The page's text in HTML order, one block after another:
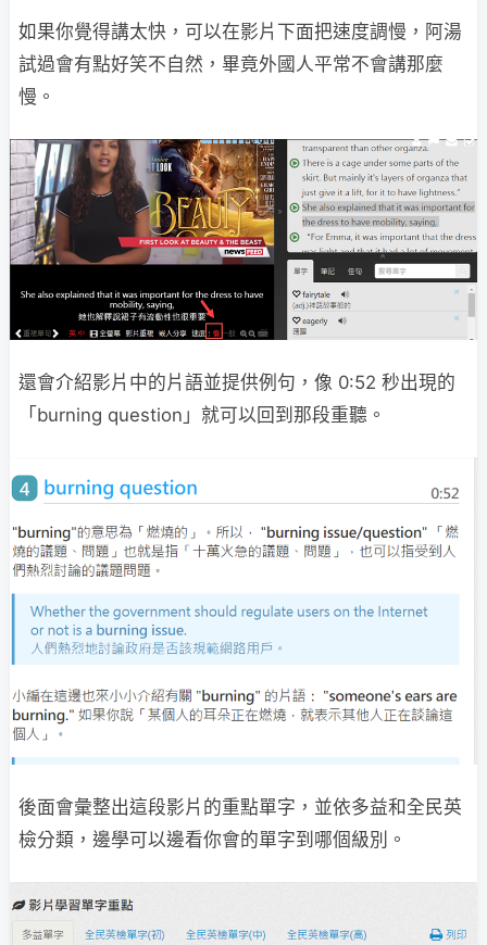
如果你覺得講太快，可以在影片下面把速度調慢，阿湯
試過會有點好笑不自然，畢竟外國人平常不會講那麼
慢。
還會介紹影片中的片語並提供例句，像 0:52 秒出現的
「burning question」就可以回到那段重聽。
後面會彙整出這段影片的重點單字，並依多益和全民英
檢分類，邊學可以邊看你會的單字到哪個級別。